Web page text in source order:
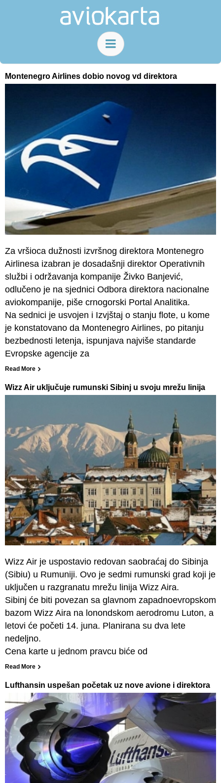
Montenegro Airlines dobio novog vd direktora
Za vršioca dužnosti izvršnog direktora Montenegro
Airlinesa izabran je dosadašnji direktor Operativnih
službi i održavanja kompanije Živko Banjević,
odlučeno je na sjednici Odbora direktora nacionalne
aviokompanije, piše crnogorski Portal Analitika.
Na sednici je usvojen i Izvjštaj o stanju flote, u kome
je konstatovano da Montenegro Airlines, po pitanju
bezbednosti letenja, ispunjava najviše standarde
Evropske agencije za
Read More
Wizz Air uključuje rumunski Sibinj u svoju mrežu linija
Wizz Air je uspostavio redovan saobraćaj do Sibinja
(Sibiu) u Rumuniji. Ovo je sedmi rumunski grad koji je
uključen u razgranatu mrežu linija Wizz Aira.
Sibinj će biti povezan sa glavnom zapadnoevropskom
bazom Wizz Aira na lonondskom aerodromu Luton, a
letovi će početi 14. juna. Planirana su dva lete
nedeljno.
Cena karte u jednom pravcu biće od
Read More
Lufthansin uspešan početak uz nove avione i direktora